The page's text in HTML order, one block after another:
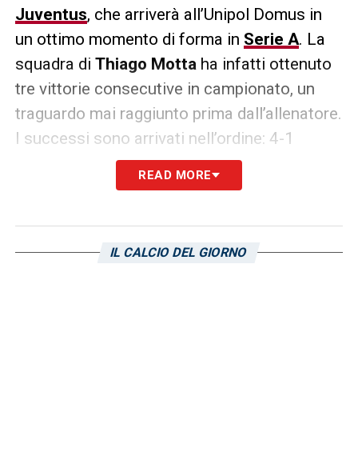
Juventus, che arriverà all’Unipol Domus in
un ottimo momento di forma in Serie A. La
squadra di Thiago Mottaha infatti ottenuto
tre vittorie consecutive in campionato, un
traguardo mai raggiunto prima dall’allenatore.
I successi sono arrivati nell’ordine: 4-1
Empoli, 1-2 sul campo del
l’1-0 nel derby d’Italia contro l’Inter
READ MORE
IL CALCIO DEL GIORNO